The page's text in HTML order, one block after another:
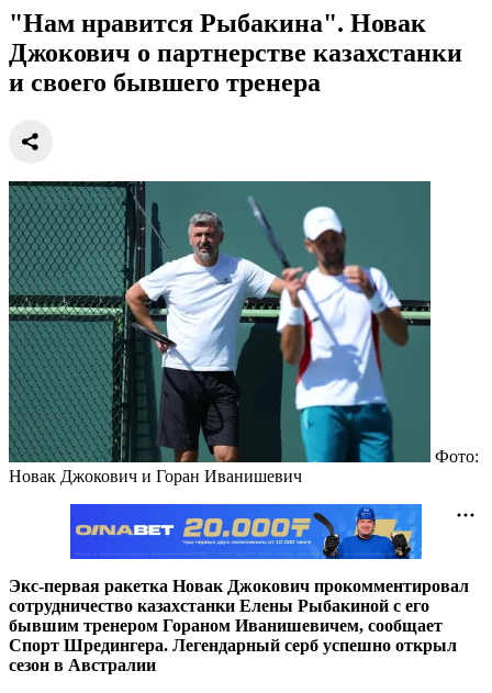
"Нам нравится Рыбакина". Новак
Джокович о партнерстве казахстанки
и своего бывшего тренера
Фото:
Новак Джокович и Горан Иванишевич
Экс-первая ракетка Новак Джокович прокомментировал
сотрудничество казахстанки Елены Рыбакиной с его
бывшим тренером Гораном Иванишевичем, сообщает
Спорт Шредингера. Легендарный серб успешно открыл
сезон в Австралии